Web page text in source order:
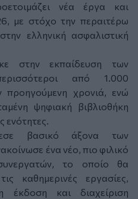
νέα έργα και
με στόχο την περαιτέρω
ελληνική ασφαλιστική
στην εκπαίδευση των
από 1.000
προηγούμενη χρονιά, ενώ
ψηφιακή βιβλιοθήκη
ενότητες.
βασικό άξονα των
ένα νέο, πιο φιλικό
το οποίο θα
καθημερινές εργασίες,
έκδοση και διαχείριση